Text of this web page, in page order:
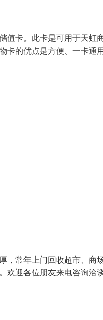
卡。此卡是可用于天虹
卡的优点是方便、一卡
常年上门回收超市、商
迎各位朋友来电咨询洽